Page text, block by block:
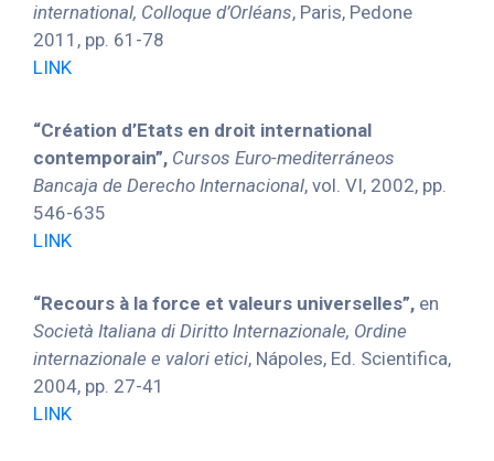
international, Colloque d’Orléans, Paris, Pedone
2011, pp. 61-78
LINK
“Création d’Etats en droit international
contemporain”, Cursos Euro-mediterráneos
Bancaja de Derecho Internacional, vol. VI, 2002, pp.
546-635
LINK
“Recours à la force et valeurs universelles”, en
Società Italiana di Diritto Internazionale, Ordine
internazionale e valori etici, Nápoles, Ed. Scientifica,
2004, pp. 27-41
LINK